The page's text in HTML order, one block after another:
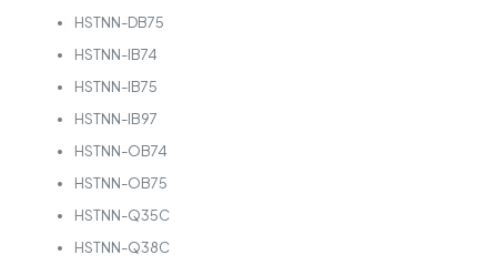
HSTNN-DB75
HSTNN-IB74
HSTNN-IB75
HSTNN-IB97
HSTNN-OB74
HSTNN-OB75
HSTNN-Q35C
HSTNN-Q38C